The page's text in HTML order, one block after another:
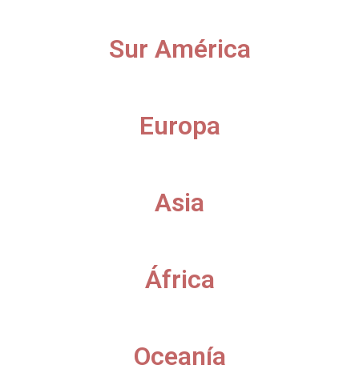
Sur América
Europa
Asia
África
Oceanía